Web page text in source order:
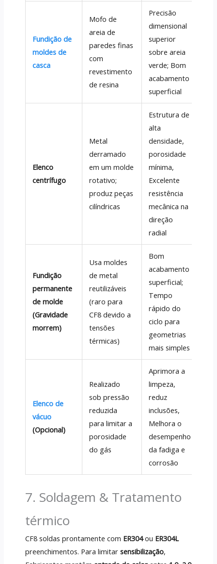
Fundição de
moldes de
casca
Mofo de
areia de
paredes finas
com
revestimento
de resina
Precisão
dimensional
superior
sobre areia
verde; Bom
acabamento
superficial
Elenco
centrífugo
Metal
derramado
em um molde
rotativo;
produz peças
cilíndricas
Estrutura de
alta
densidade,
porosidade
mínima,
Excelente
resistência
mecânica na
direção
radial
Fundição
permanente
de molde
(Gravidade
morrem)
Usa moldes
de metal
reutilizáveis
(raro para
CF8 devido a
tensões
térmicas)
Bom
acabamento
superficial;
Tempo
rápido do
ciclo para
geometrias
mais simples
Elenco de
vácuo
(Opcional)
Realizado
sob pressão
reduzida
para limitar a
porosidade
do gás
Aprimora a
limpeza,
reduz
inclusões,
Melhora o
desempenho
da fadiga e
corrosão
7. Soldagem & Tratamento
térmico
CF8 soldas prontamente com ER304ou ER304L
preenchimentos. Para limitar sensibilização,